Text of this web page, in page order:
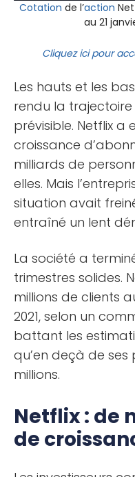
Cotation de l’action
au 21
Cliquez ici pour
Les hauts et les
rendu la trajectoire
prévisible. Netflix a
croissance
milliards de
elles. Mais
situation avait
entraîné un lent
La société a
trimestres solides.
millions de clients
2021, selon un
battant les
qu’en deçà de ses
millions.
Netflix : de
de